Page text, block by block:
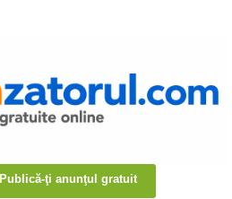
Publică-ţi anunţul gratuit